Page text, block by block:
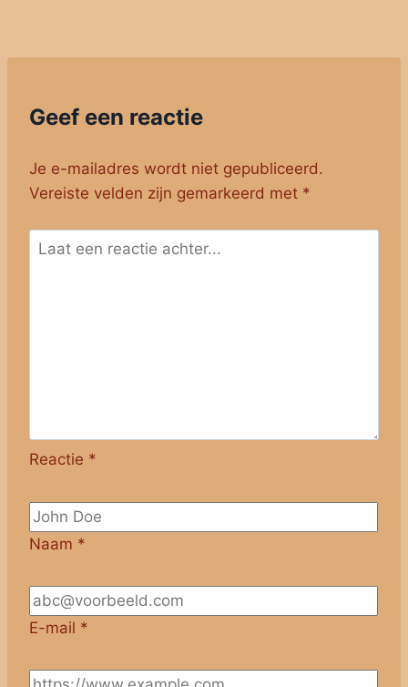
Geef een reactie
Je e-mailadres wordt niet gepubliceerd.
Vereiste velden zijn gemarkeerd met *
Reactie *
Naam *
E-mail *